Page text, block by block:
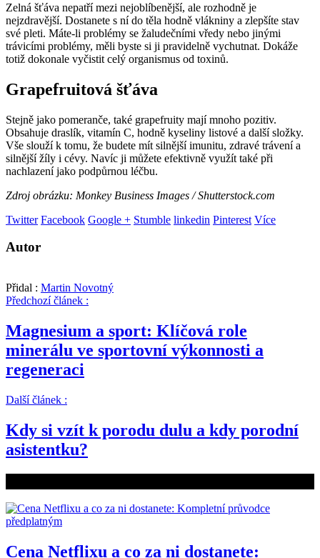
Zelná šťáva nepatří mezi nejoblíbenější, ale rozhodně je
nejzdravější. Dostanete s ní do těla hodně vlákniny a zlepšíte stav
své pleti. Máte-li problémy se žaludečními vředy nebo jinými
trávicími problémy, měli byste si ji pravidelně vychutnat. Dokáže
totiž dokonale vyčistit celý organismus od toxinů.
Grapefruitová šťáva
Stejně jako pomeranče, také grapefruity mají mnoho pozitiv.
Obsahuje draslík, vitamín C, hodně kyseliny listové a další složky.
Vše slouží k tomu, že budete mít silnější imunitu, zdravé trávení a
silnější žíly i cévy. Navíc ji můžete efektivně využít také při
nachlazení jako podpůrnou léčbu.
Zdroj obrázku: Monkey Business Images / Shutterstock.com
Twitter Facebook Google + Stumble linkedin Pinterest Více
Autor
Přidal : Martin Novotný
Předchozí článek :
Magnesium a sport: Klíčová role
minerálu ve sportovní výkonnosti a
regeneraci
Další článek :
Kdy si vzít k porodu dulu a kdy porodní
asistentku?
Cena Netflixu a co za ni dostanete: